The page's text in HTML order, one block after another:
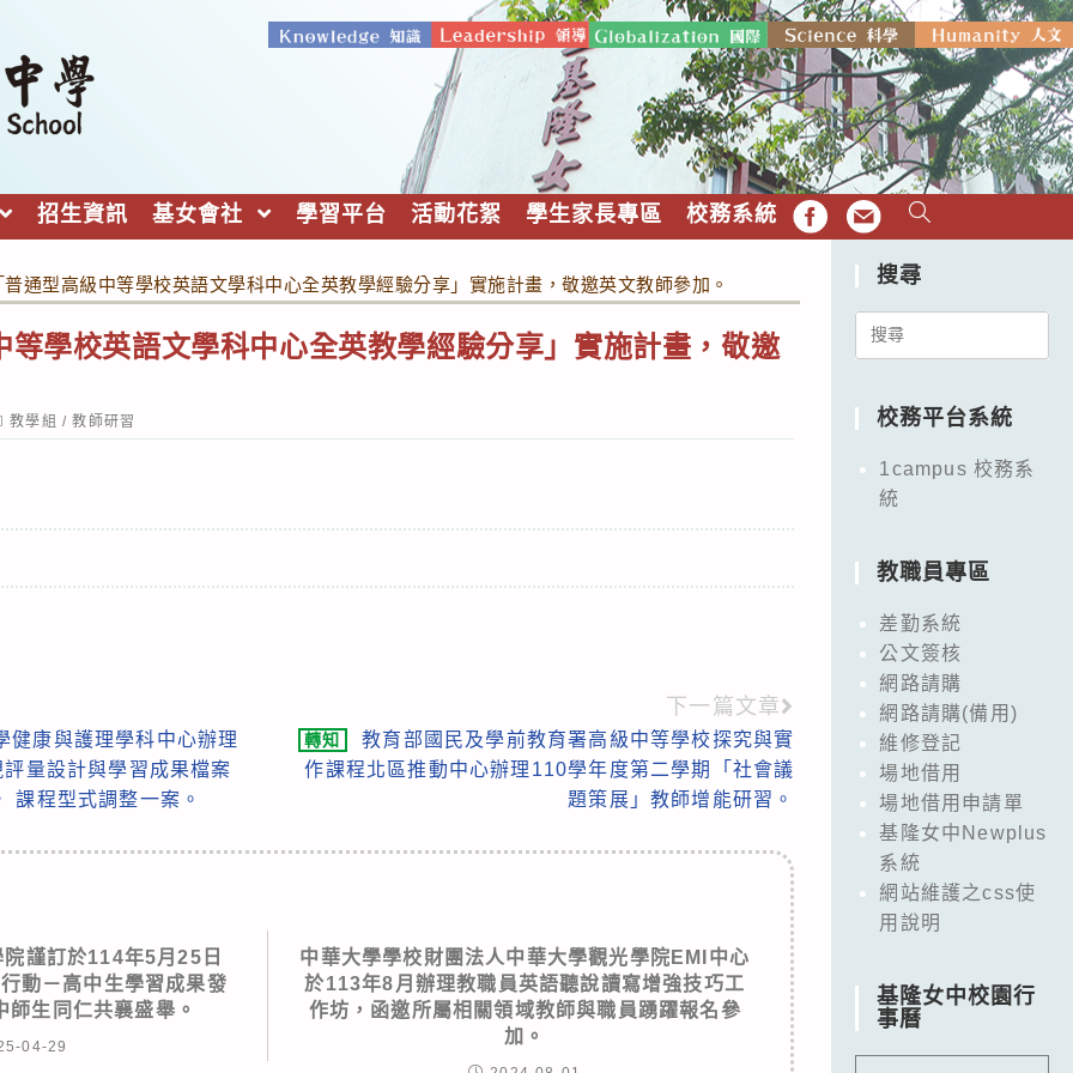
招生資訊 基女會社 學習平台 活動花絮 學生家長專區 校務系統 FB EMAIL
普通型高級中等學校英語文學科中心全英教學經驗分享」實施計畫，敬邀英文教師參加。
學校英語文學科中心全英教學經驗分享」實施計畫，敬邀
教學組 / 教師研習
康與護理學科中心辦理
量設計與學習成果檔案
課程型式調整一案。
下一篇文章
轉知
教育部國民及學前教育署高級中等學校探究與實
作課程北區推動中心辦理110學年度第二學期「社會議
題策展」教師增能研習。
謹訂於114年5月25日
動－高中生學習成果發
師生同仁共襄盛舉。
04-29
中華大學學校財團法人中華大學觀光學院EMI中心
於113年8月辦理教職員英語聽說讀寫增強技巧工
作坊，函邀所屬相關領域教師與職員踴躍報名參
加。
搜尋
Search
校務平台系統
1campus 校務系
統
教職員專區
差勤系統
公文簽核
網路請購
網路請購(備用)
維修登記
場地借用
場地借用申請單
基隆女中Newplus
系統
網站維護之css使
用說明
基隆女中校園行
事曆